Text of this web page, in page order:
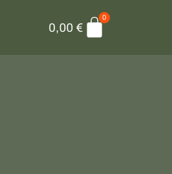
0,00€
0
Panier